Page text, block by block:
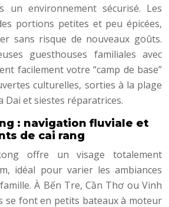
un environnement sécurisé. Les
portions petites et peu épicées,
sans risque de nouveaux goûts.
guesthouses familiales avec
facilement votre “camp de base”
culturelles, sorties à la plage
Dai et siestes réparatrices.
: navigation fluviale et
de cai rang
offre un visage totalement
idéal pour varier les ambiances
À Bến Tre, Cần Thơ ou Vinh
se font en petits bateaux à moteur